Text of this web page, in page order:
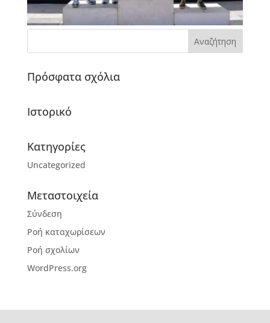
Πρόσφατα σχόλια
Ιστορικό
Kατηγορίες
Uncategorized
Μεταστοιχεία
Σύνδεση
Ροή καταχωρίσεων
Ροή σχολίων
WordPress.org